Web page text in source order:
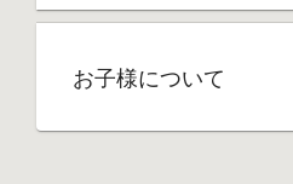
お子様について